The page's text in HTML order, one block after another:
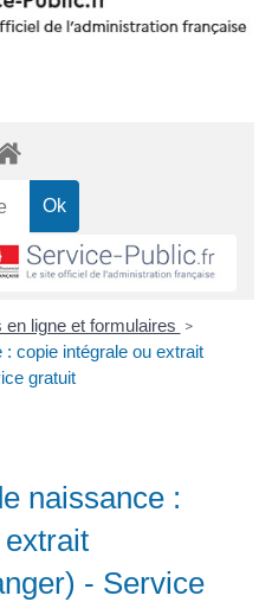
en ligne et formulaires >
copie intégrale ou extrait
gratuit
naissance :
- Service